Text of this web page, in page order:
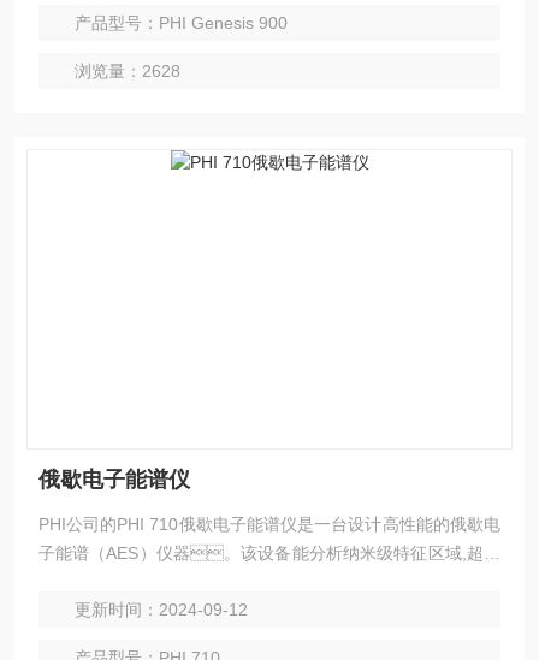
产品型号：PHI Genesis 900
浏览量：2628
俄歇电子能谱仪
PHI公司的PHI 710俄歇电子能谱仪是一台设计高性能的俄歇电
子能谱（AES）仪器。该设备能分析纳米级特征区域,超薄
更新时间：2024-09-12